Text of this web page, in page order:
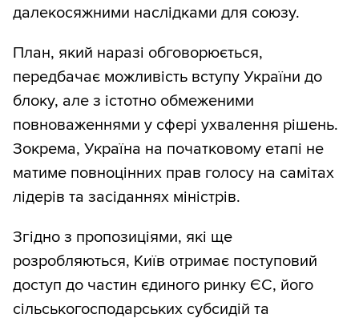
далекосяжними наслідками для союзу.
План, який наразі обговорюється,
передбачає можливість вступу України до
блоку, але з істотно обмеженими
повноваженнями у сфері ухвалення рішень.
Зокрема, Україна на початковому етапі не
матиме повноцінних прав голосу на самітах
лідерів та засіданнях міністрів.
Згідно з пропозиціями, які ще
розробляються, Київ отримає поступовий
доступ до частин єдиного ринку ЄС, його
сільськогосподарських субсидій та